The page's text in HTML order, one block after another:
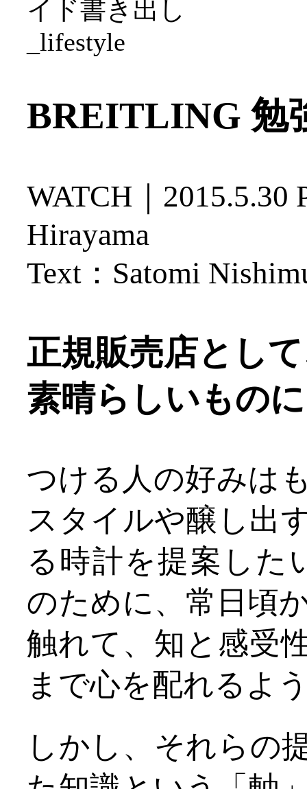
BREITLING 勉
WATCH｜ 2015.5.30
Hirayama
Text：Satomi
正規販売店とし
素晴らしいもの
つける人の好みは
スタイルや醸し出
る時計を提案した
のために、常日頃
触れて、知と感受
まで心を配れるよ
しかし、それらの